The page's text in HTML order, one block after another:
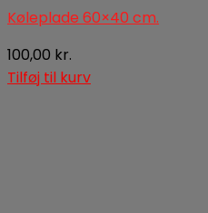
Køleplade 60×40 cm.
100,00 kr.
Tilføj til kurv